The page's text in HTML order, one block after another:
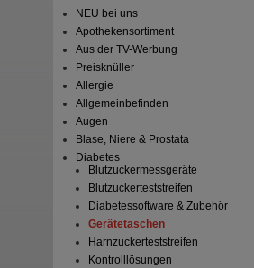
NEU bei uns
Apothekensortiment
Aus der TV-Werbung
Preisknüller
Allergie
Allgemeinbefinden
Augen
Blase, Niere & Prostata
Diabetes
Blutzuckermessgeräte
Blutzuckerteststreifen
Diabetessoftware & Zubehör
Gerätetaschen
Harnzuckerteststreifen
Kontrolllösungen